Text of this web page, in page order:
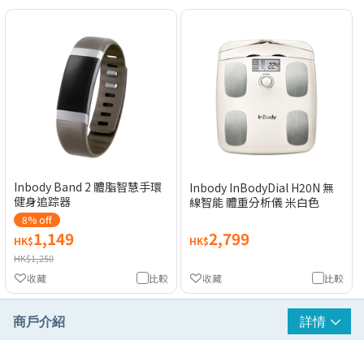
Inbody Band 2 體脂智慧手環
健身追踪器
8% off
HK$1,149
HK$1,250
比較
收藏
Inbody InBodyDial H20N 無
線智能 體重分析儀 米白色
HK$2,799
比較
收藏
商戶介紹 詳情